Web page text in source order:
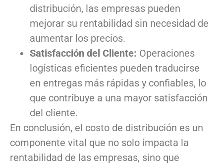
distribución, las empresas pueden
mejorar su rentabilidad sin necesidad de
aumentar los precios.
Satisfacción del Cliente: Operaciones
logísticas eficientes pueden traducirse
en entregas más rápidas y confiables, lo
que contribuye a una mayor satisfacción
del cliente.
En conclusión, el costo de distribución es un
componente vital que no solo impacta la
rentabilidad de las empresas, sino que